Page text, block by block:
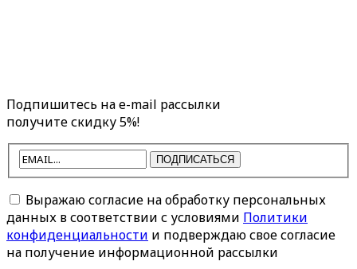
Подпишитесь на e-mail рассылки
получите скидку 5%!
ПОДПИСАТЬСЯ
Выражаю согласие на обработку персональных
данных в соответствии с условиями Политики
конфиденциальности и подверждаю свое согласие
на получение информационной рассылки